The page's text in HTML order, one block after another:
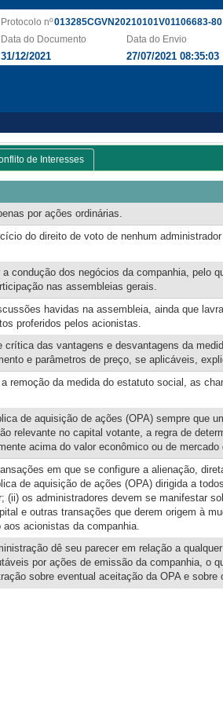
Protocolo nº013285CGVN20210101V01106683-80
Data do Documento
31/12/2021
Data do Envio
27/07/2021 08:35:03